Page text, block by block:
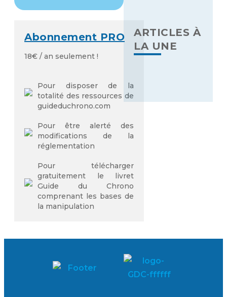
Abonnement PRO
18€ / an seulement !
Pour disposer de la
totalité des ressources de
guideduchrono.com
Pour être alerté des
modifications de la
réglementation
Pour télécharger
gratuitement le livret
Guide du Chrono
comprenant les bases de
la manipulation
Mot de passe oublié
ARTICLES À
LA UNE